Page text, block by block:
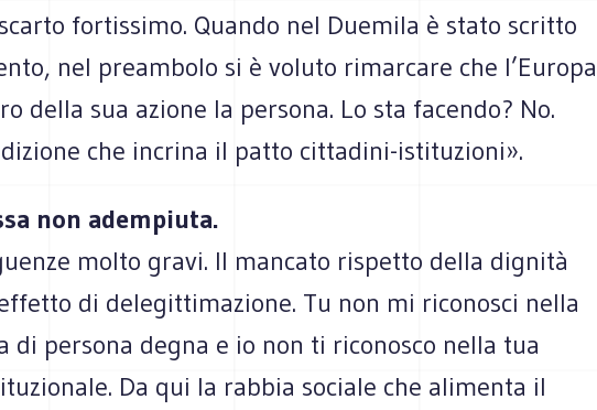
fortissimo. Quando nel Duemila è stato scritto
nel preambolo si è voluto rimarcare che l’Europa
della sua azione la persona. Lo sta facendo? No.
che incrina il patto cittadini-istituzioni».
non adempiuta.
molto gravi. Il mancato rispetto della dignità
di delegittimazione. Tu non mi riconosci nella
di persona degna e io non ti riconosco nella tua
Da qui la rabbia sociale che alimenta il